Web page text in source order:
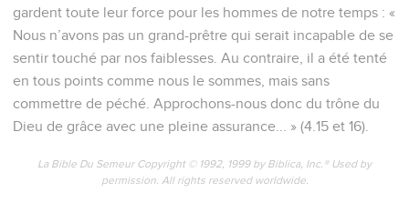
gardent toute leur force pour les hommes de notre temps : «
Nous n’avons pas un grand-prêtre qui serait incapable de se
sentir touché par nos faiblesses. Au contraire, il a été tenté
en tous points comme nous le sommes, mais sans
commettre de péché. Approchons-nous donc du trône du
Dieu de grâce avec une pleine assurance... » (4.15 et 16).
La Bible Du Semeur Copyright © 1992, 1999 by Biblica, Inc.® Used by
permission. All rights reserved worldwide.